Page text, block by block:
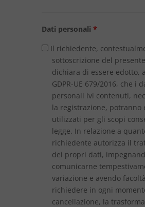
Dati personali *
Il richiedente,
sottoscrizione del
dichiara di essere edotto,
GDPR-UE 679/2016, che i
personali ivi contenuti,
la registrazione, potranno
utilizzati per gli scopi
legge. In relazione a
richiedente autorizza il
dei propri dati,
comunicarne
variazione e avendo
richiedere in ogni
cancellazione, la